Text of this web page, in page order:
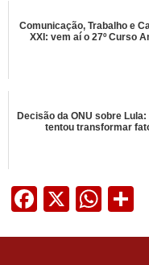
Comunicação, Trabalho e
XXI: vem aí o 27º Curso
Decisão da ONU sobre
tentou transformar
Facebook
X